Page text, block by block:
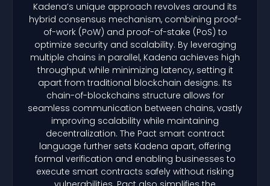
Kadena’s unique approach revolves around its
hybrid consensus mechanism, combining proof-
of-work (PoW) and proof-of-stake (PoS) to
optimize security and scalability. By leveraging
multiple chains in parallel, Kadena achieves high
throughput while minimizing latency, setting it
apart from traditional blockchain designs. Its
chain-of-blockchains structure allows for
seamless communication between chains, vastly
improving scalability while maintaining
decentralization. The Pact smart contract
language further sets Kadena apart, offering
formal verification and enabling businesses to
execute smart contracts safely without risking